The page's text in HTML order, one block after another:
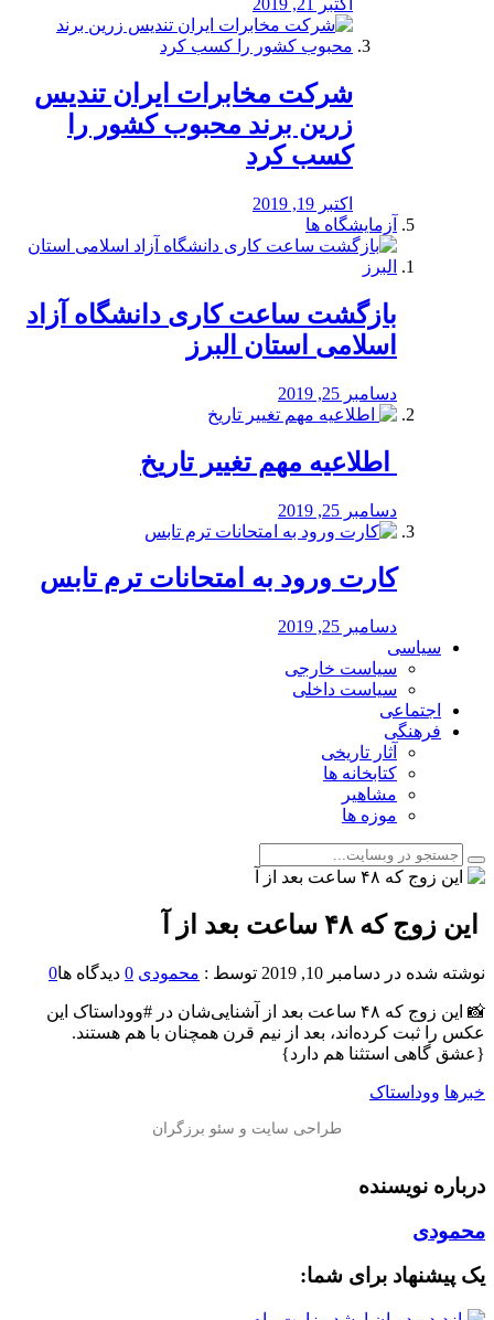
اکتبر 21, 2019
شرکت مخابرات ایران تندیس
زرین برند محبوب کشور را
کسب کرد
اکتبر 19, 2019
آزمایشگاه ها
بازگشت ساعت کاری دانشگاه آزاد
اسلامی استان البرز
دسامبر 25, 2019
️ اطلاعیه مهم تغییر تاریخ
دسامبر 25, 2019
کارت ورود به امتحانات ترم تابس
دسامبر 25, 2019
سیاسی
سیاست خارجی
سیاست داخلی
اجتماعی
فرهنگی
آثار تاریخی
کتابخانه ها
مشاهیر
موزه ها
‏ این زوج که ۴۸ ساعت بعد از آ
نوشته شده در دسامبر 10, 2019 توسط : محمودی 0 دیدگاه ها0
📸‏ این زوج که ۴۸ ساعت بعد از آشنایی‌شان در ‎#ووداستاک این
عکس را ثبت کرده‌اند، بعد از نیم قرن همچنان با هم هستند.
{عشق گاهی استثنا هم دارد}
خبرها ووداستاک
درباره نویسنده
محمودی
یک پیشنهاد برای شما: